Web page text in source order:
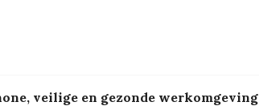
veilige en gezonde werkomgeving